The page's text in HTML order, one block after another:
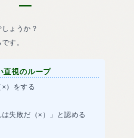
ょうか？
です。
直視のループ
×）をする
は失敗だ（×）」と認める